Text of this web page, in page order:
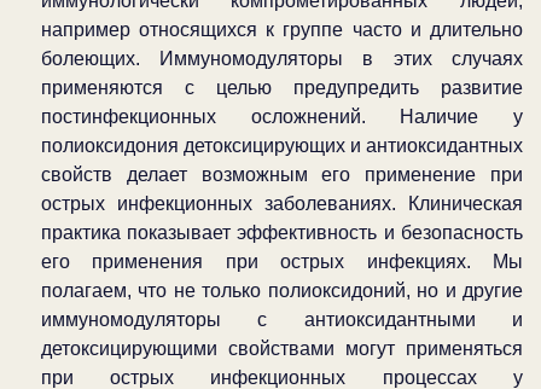
например относящихся к группе часто и длительно
болеющих. Иммуномодуляторы в этих случаях
применяются с целью предупредить развитие
постинфекционных осложнений. Наличие у
полиоксидония детоксицирующих и антиоксидантных
свойств делает возможным его применение при
острых инфекционных заболеваниях. Клиническая
практика показывает эффективность и безопасность
его применения при острых инфекциях. Мы
полагаем, что не только полиоксидоний, но и другие
иммуномодуляторы с антиоксидантными и
детоксицирующими свойствами могут применяться
при острых инфекционных процессах у